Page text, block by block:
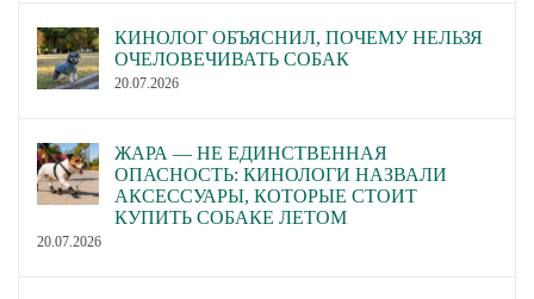
КИНОЛОГ ОБЪЯСНИЛ, ПОЧЕМУ НЕЛЬЗЯ
ОЧЕЛОВЕЧИВАТЬ СОБАК
20.07.2026
ЖАРА — НЕ ЕДИНСТВЕННАЯ
ОПАСНОСТЬ: КИНОЛОГИ НАЗВАЛИ
АКСЕССУАРЫ, КОТОРЫЕ СТОИТ
КУПИТЬ СОБАКЕ ЛЕТОМ
20.07.2026